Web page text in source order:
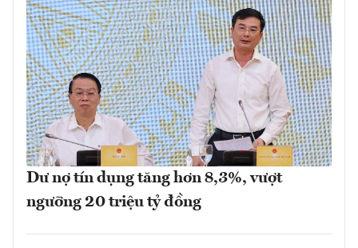
Dư nợ tín dụng tăng hơn 8,3%, vượt
ngưỡng 20 triệu tỷ đồng